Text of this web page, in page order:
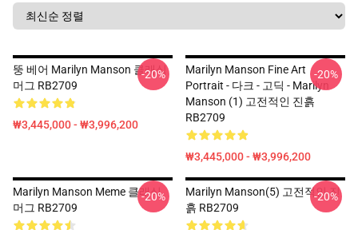
뚱 베어 Marilyn Manson 클래식
머그 RB2709
₩3,445,000 - ₩3,996,200
-20%
Marilyn Manson Fine Art
Portrait - 다크 - 고딕 - Marilyn
Manson (1) 고전적인 진흙
RB2709
₩3,445,000 - ₩3,996,200
-20%
Marilyn Manson Meme 클래식
머그 RB2709
-20%
Marilyn Manson(5) 고전적인 진
흙 RB2709
-20%